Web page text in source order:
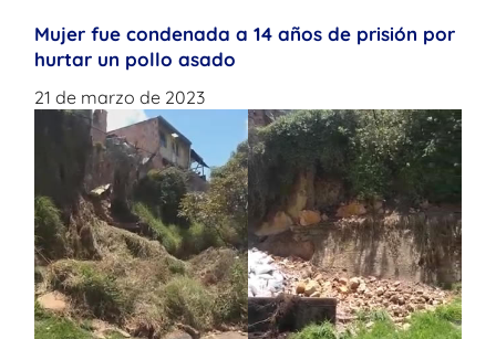
Mujer fue condenada a 14 años de prisión por
hurtar un pollo asado
21 de marzo de 2023